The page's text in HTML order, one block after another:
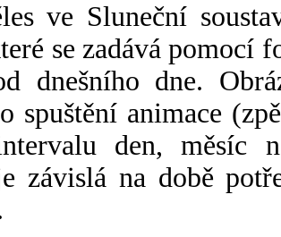
ve Sluneční
se zadává pomocí
dnešního dne.
spuštění animace
den, měsíc
závislá na době